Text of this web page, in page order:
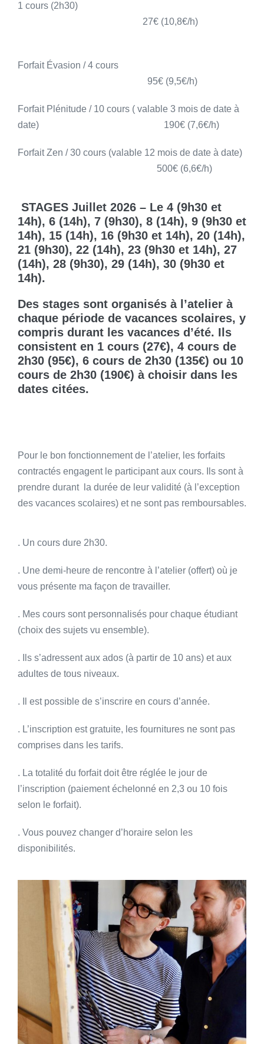
1 cours (2h30)
27€ (10,8€/h)
Forfait Évasion / 4 cours
95€ (9,5€/h)
Forfait Plénitude / 10 cours ( valable 3 mois de date à
date) 190€ (7,6€/h)
Forfait Zen / 30 cours (valable 12 mois de date à date)
500€ (6,6€/h)
STAGES Juillet 2026 – Le 4 (9h30 et
14h), 6 (14h), 7 (9h30), 8 (14h), 9 (9h30 et
14h), 15 (14h), 16 (9h30 et 14h), 20 (14h),
21 (9h30), 22 (14h), 23 (9h30 et 14h), 27
(14h), 28 (9h30), 29 (14h), 30 (9h30 et
14h).
Des stages sont organisés à l’atelier à
chaque période de vacances scolaires, y
compris durant les vacances d’été. Ils
consistent en 1 cours (27€), 4 cours de
2h30 (95€), 6 cours de 2h30 (135€) ou 10
cours de 2h30 (190€) à choisir dans les
dates citées.
Pour le bon fonctionnement de l’atelier, les forfaits
contractés engagent le participant aux cours. Ils sont à
prendre durant la durée de leur validité (à l’exception
des vacances scolaires) et ne sont pas remboursables.
. Un cours dure 2h30.
. Une demi-heure de rencontre à l’atelier (offert) où je
vous présente ma façon de travailler.
. Mes cours sont personnalisés pour chaque étudiant
(choix des sujets vu ensemble).
. Ils s’adressent aux ados (à partir de 10 ans) et aux
adultes de tous niveaux.
. Il est possible de s’inscrire en cours d’année.
. L’inscription est gratuite, les fournitures ne sont pas
comprises dans les tarifs.
. La totalité du forfait doit être réglée le jour de
l’inscription (paiement échelonné en 2,3 ou 10 fois
selon le forfait).
. Vous pouvez changer d’horaire selon les
disponibilités.